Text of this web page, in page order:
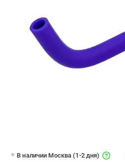
В наличии Москва (1-2 дня)